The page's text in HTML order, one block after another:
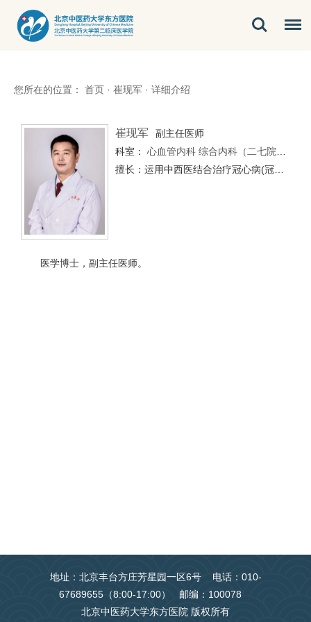
您所在的位置： 首页 · 崔现军 · 详细介绍
崔现军
副主任医师
科室： 心血管内科 综合内科（二七院区）
医学博士，副主任医师。
地址：北京丰台方庄芳星园一区6号 电话：010-
67689655（8:00-17:00） 邮编：100078
北京中医药大学东方医院 版权所有